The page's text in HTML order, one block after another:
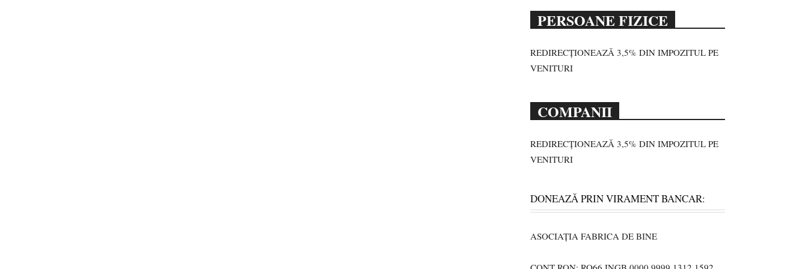
PERSOANE FIZICE
REDIRECȚIONEAZĂ 3,5% DIN IMPOZITUL PE
VENITURI
COMPANII
REDIRECȚIONEAZĂ 3,5% DIN IMPOZITUL PE
VENITURI
DONEAZĂ PRIN VIRAMENT BANCAR:
ASOCIAȚIA FABRICA DE BINE